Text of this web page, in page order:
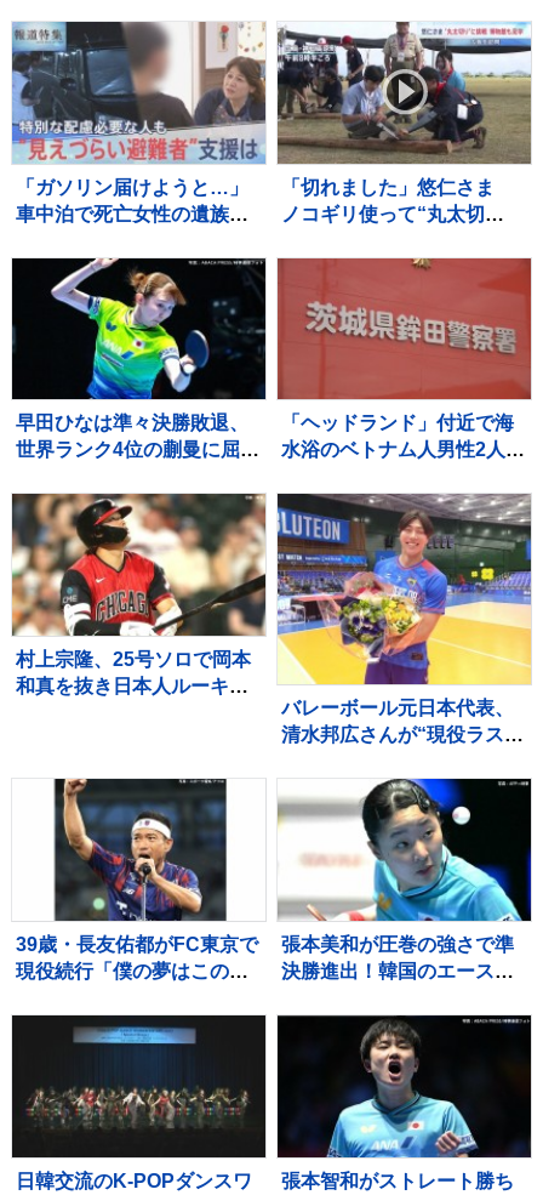
年前にも同じ場所で居眠り
しオーバーラン JR横浜線
内の自治体窓口には多くの
カップルが…
「ガソリン届けようと…」
車中泊で死亡女性の遺族が
らい避難者”どう支えるか
“要配慮者”避難の現状 子ど
もの心ケアする医師も【報
道特集】
「切れました」悠仁さま
ノコギリ使って“丸太切
のキャンプ大会 博物館も
鑑賞 広島 1泊2日の日程
終えきょう（8日）帰京
早田ひなは準々決勝敗退、
世界ランク4位の蒯曼に屈
壁を越えられず【WTTチャ
ンピオンズ横浜】
「ヘッドランド」付近で海
水浴のベトナム人男性2人が
村上宗隆、25号ソロで岡本
和真を抜き日本人ルーキー
バレーボール元日本代表、
清水邦広さんが“現役ラスト
てすごい」引退記念試合で
豪華メンバーも集結
39歳・長友佑都がFC東京で
現役続行「僕の夢はこのユ
ャーレを掲げること」サポ
ーターから大歓声浴びる
張本美和が圧巻の強さで準
決勝進出！韓国のエース・
キを与えず快勝【WTTチャ
ンピオンズ横浜】
日韓交流のK-POPダンスワ
張本智和がストレート勝ち